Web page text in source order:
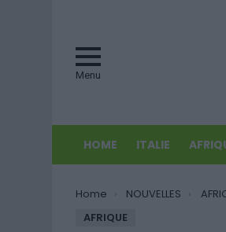
Menu
HOME ITALIE
You are here:
Home NOUVELLES
AFRIQUE